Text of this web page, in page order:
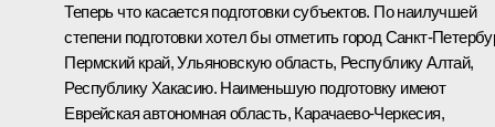
Теперь что касается подготовки субъектов. По наилучшей
степени подготовки хотел бы отметить город Санкт-
Пермский край, Ульяновскую область, Республику Алтай,
Республику Хакасию. Наименьшую подготовку имеют
Еврейская автономная область, Карачаево-Черкесия,